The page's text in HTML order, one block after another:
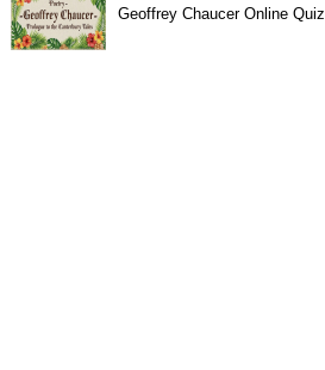
Geoffrey Chaucer Online Quiz